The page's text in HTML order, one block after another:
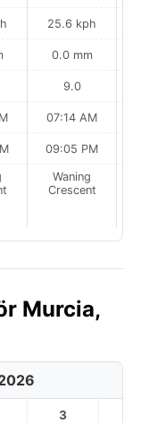
25.6 kph
0.0 mm
9.0
07:14 AM
09:05 PM
Waning
Crescent
Murcia,
3